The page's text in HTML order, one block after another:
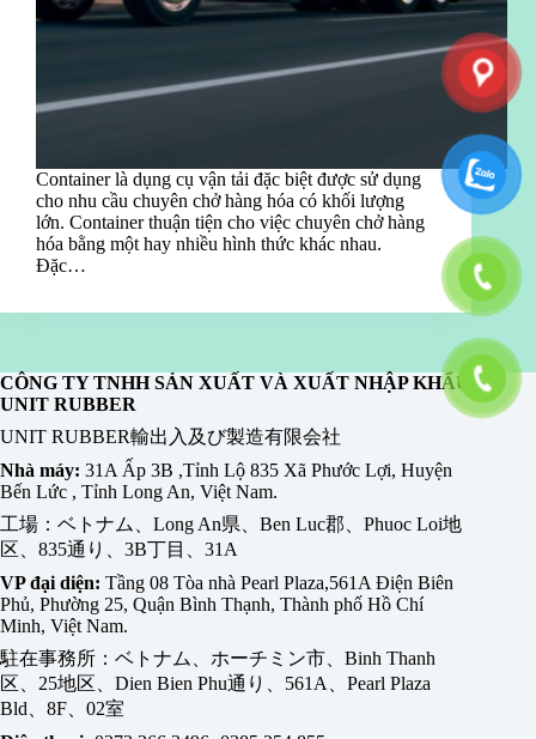
Container là dụng cụ vận tải đặc biệt được sử dụng
cho nhu cầu chuyên chở hàng hóa có khối lượng
lớn. Container thuận tiện cho việc chuyên chở hàng
hóa bằng một hay nhiều hình thức khác nhau.
Đặc…
CÔNG TY TNHH SẢN XUẤT VÀ XUẤT NHẬP KHẨU
UNIT RUBBER
UNIT RUBBER輸出入及び製造有限会社
Nhà máy: 31A Ấp 3B ,Tỉnh Lộ 835 Xã Phước Lợi, Huyện
Bến Lức , Tỉnh Long An, Việt Nam.
工場：ベトナム、Long An県、Ben Luc郡、Phuoc Loi地
区、835通り、3B丁目、31A
VP đại diện: Tầng 08 Tòa nhà Pearl Plaza,561A Điện Biên
Phủ, Phường 25, Quận Bình Thạnh, Thành phố Hồ Chí
Minh, Việt Nam.
駐在事務所：ベトナム、ホーチミン市、Binh Thanh
区、25地区、Dien Bien Phu通り、561A、Pearl Plaza
Bld、8F、02室